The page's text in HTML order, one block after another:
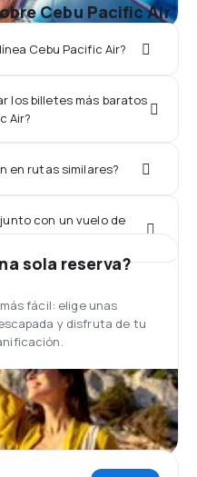
Cebu Pacific Air
Cebu Pacific Air?
los billetes más baratos
Air?
en rutas similares?
con un vuelo de
sola reserva?
fácil: elige unas
y disfruta de tu